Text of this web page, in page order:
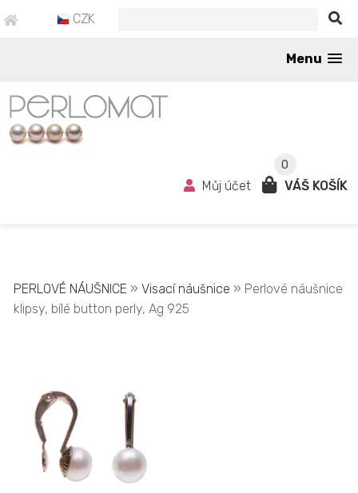
CZK
Menu
0
Můj účet VÁŠ KOŠÍK
PERLOVÉ NÁUŠNICE » Visací náušnice » Perlové náušnice
klipsy, bílé button perly, Ag 925